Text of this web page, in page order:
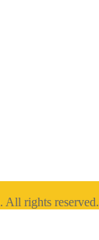
. All rights reserved.